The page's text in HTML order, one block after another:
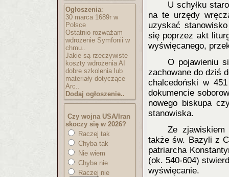
Ogłoszenia:
30 marca 1689r w
Polsce
Ostatnio rozważam
wdrożenie Symfonii w
chmu..
Jakie są rzeczywiste
koszty wdrożenia AI
dobre szkolenia lub
materiały dotyczące
Arc..
Dodaj ogłoszenie..
Czy wojna USA/Iran
skoczy się w 2026?
Raczej tak
Chyba tak
Nie wiem
Chyba nie
Raczej nie
U schyłku
na te urzędy
uzyskać
się poprzez akt
wyświęcanego,
O pojawieniu
zachowane do dziś
chalcedoński w
dokumencie
nowego biskupa
stanowiska.
Ze zjawiskiem
także św. Bazyli z
patriarcha
(ok. 540-604)
wyświęcanie.